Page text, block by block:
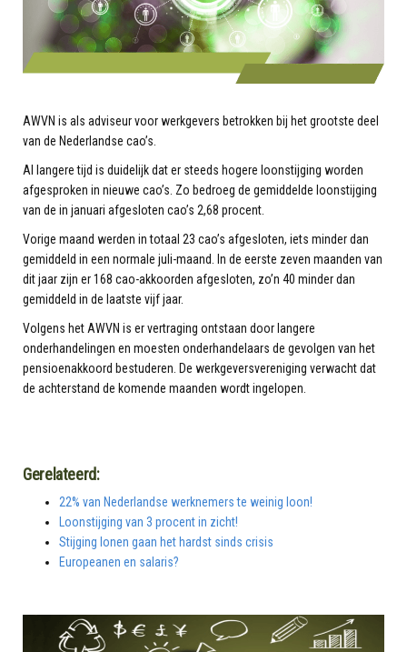
AWVN is als adviseur voor werkgevers betrokken bij het grootste deel
van de Nederlandse cao’s.
Al langere tijd is duidelijk dat er steeds hogere loonstijging worden
afgesproken in nieuwe cao’s. Zo bedroeg de gemiddelde loonstijging
van de in januari afgesloten cao’s 2,68 procent.
Vorige maand werden in totaal 23 cao’s afgesloten, iets minder dan
gemiddeld in een normale juli-maand. In de eerste zeven maanden van
dit jaar zijn er 168 cao-akkoorden afgesloten, zo’n 40 minder dan
gemiddeld in de laatste vijf jaar.
Volgens het AWVN is er vertraging ontstaan door langere
onderhandelingen en moesten onderhandelaars de gevolgen van het
pensioenakkoord bestuderen. De werkgeversvereniging verwacht dat
de achterstand de komende maanden wordt ingelopen.
Gerelateerd:
22% van Nederlandse werknemers te weinig loon!
Loonstijging van 3 procent in zicht!
Stijging lonen gaan het hardst sinds crisis
Europeanen en salaris?